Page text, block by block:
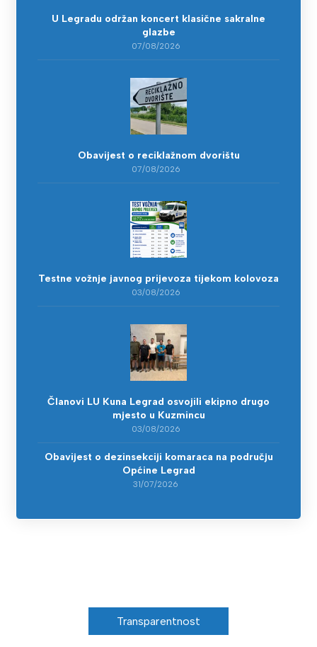
U Legradu održan koncert klasične sakralne
glazbe
07/08/2026
Obavijest o reciklažnom dvorištu
07/08/2026
Testne vožnje javnog prijevoza tijekom kolovoza
03/08/2026
Članovi LU Kuna Legrad osvojili ekipno drugo
mjesto u Kuzmincu
03/08/2026
Obavijest o dezinsekciji komaraca na području
Općine Legrad
31/07/2026
Transparentnost